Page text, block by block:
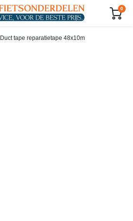
0
Duct tape reparatietape 48x10m